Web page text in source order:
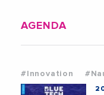
AGENDA
#Innovation